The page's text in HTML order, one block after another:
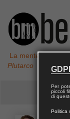
La mente non è
Plutarco
Per
piccoli
di
Politica